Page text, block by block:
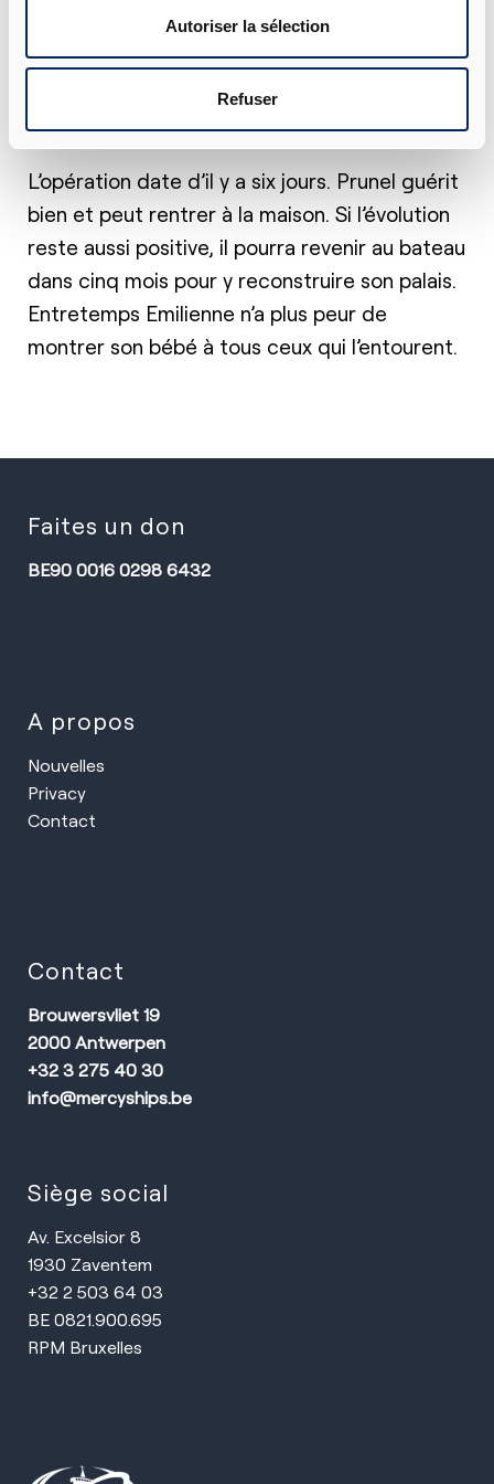
Autoriser la sélection
Refuser
Emilienne a pu rendre visite à son enfant dans
la salle réanimation. Que ressent-elle ? A-t-
elle le même sentiment que sa propre mère il
y a 20 ans ?
L’opération date d’il y a six jours. Prunel guérit
bien et peut rentrer à la maison. Si l’évolution
reste aussi positive, il pourra revenir au bateau
dans cinq mois pour y reconstruire son palais.
Entretemps Emilienne n’a plus peur de
montrer son bébé à tous ceux qui l’entourent.
Faites un don
BE90 0016 0298 6432
A propos
Nouvelles
Privacy
Contact
Contact
Brouwersvliet 19
2000 Antwerpen
+32 3 275 40 30
info@mercyships.be
Siège social
Av. Excelsior 8
1930 Zaventem
+32 2 503 64 03
BE 0821.900.695
RPM Bruxelles